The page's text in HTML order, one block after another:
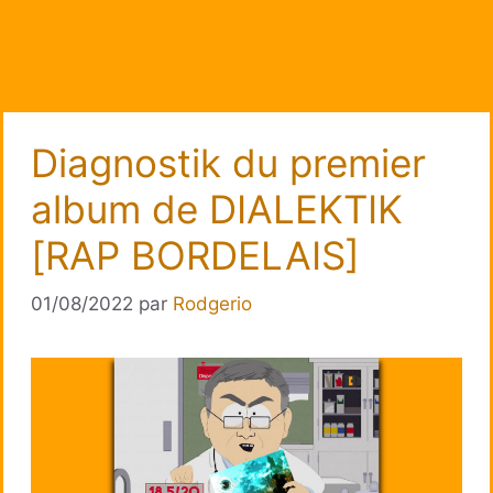
Diagnostik du premier
album de DIALEKTIK
[RAP BORDELAIS]
01/08/2022 par Rodgerio